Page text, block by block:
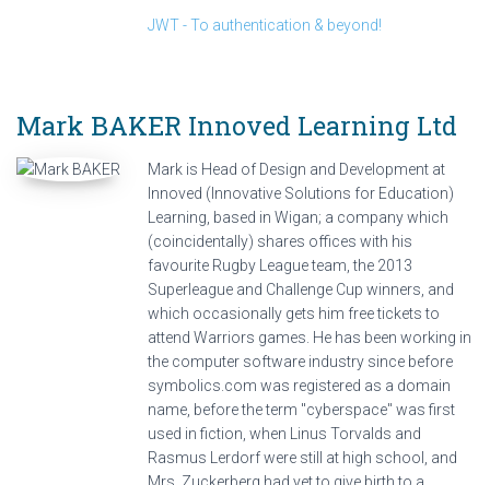
JWT - To authentication & beyond!
Mark BAKER Innoved Learning Ltd
Mark is Head of Design and Development at
Innoved (Innovative Solutions for Education)
Learning, based in Wigan; a company which
(coincidentally) shares offices with his
favourite Rugby League team, the 2013
Superleague and Challenge Cup winners, and
which occasionally gets him free tickets to
attend Warriors games. He has been working in
the computer software industry since before
symbolics.com was registered as a domain
name, before the term "cyberspace" was first
used in fiction, when Linus Torvalds and
Rasmus Lerdorf were still at high school, and